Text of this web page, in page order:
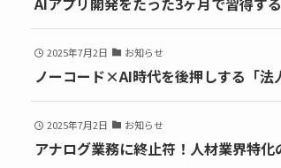
2025年7月2日 お知らせ
ノーコード×AI時代を後押しする「
2025年7月2日 お知らせ
アナログ業務に終止符！人材業界特